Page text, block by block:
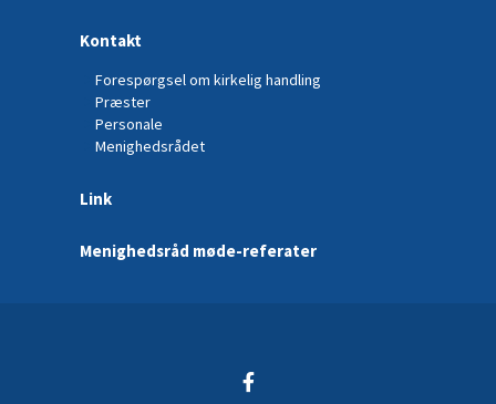
Kontakt
Forespørgsel om kirkelig handling
Præster
Personale
Menighedsrådet
Link
Menighedsråd møde-referater